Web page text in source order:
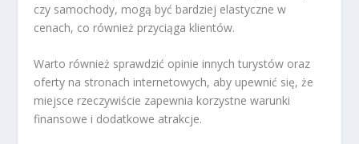
czy samochody, mogą być bardziej elastyczne w
cenach, co również przyciąga klientów.
Warto również sprawdzić opinie innych turystów oraz
oferty na stronach internetowych, aby upewnić się, że
miejsce rzeczywiście zapewnia korzystne warunki
finansowe i dodatkowe atrakcje.